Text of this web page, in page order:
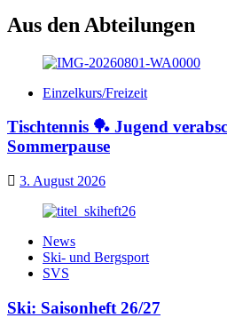
Aus den Abteilungen
Einzelkurs/Freizeit
Tischtennis 🏓 Jugend
Sommerpause
3. August 2026
News
Ski- und Bergsport
SVS
Ski: Saisonheft 26/27